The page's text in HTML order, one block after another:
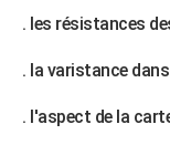
. les résistances
. la varistance
. l'aspect de la